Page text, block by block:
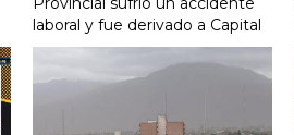
laboral y fue derivado a Capital